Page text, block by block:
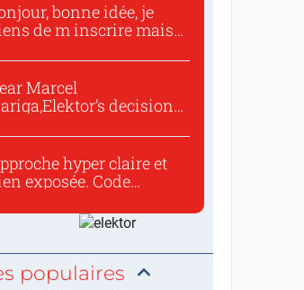
bonne idée, je
de m inscrire mais
Marcel
decision
hyper claire et
exposée. Code
populaires